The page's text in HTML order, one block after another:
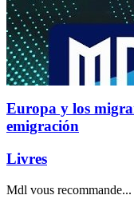
Europa y los
emigración
Livres
Mdl vous recommande...